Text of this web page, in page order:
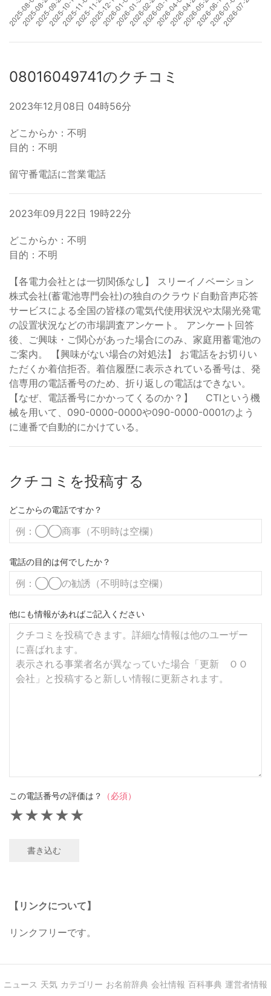
08016049741のクチコミ
2023年12月08日 04時56分
どこからか：不明
目的：不明
留守番電話に営業電話
2023年09月22日 19時22分
どこからか：不明
目的：不明
【各電力会社とは一切関係なし】 スリーイノベーション
株式会社(蓄電池専門会社)の独自のクラウド自動音声応答
サービスによる全国の皆様の電気代使用状況や太陽光発電
の設置状況などの市場調査アンケート。 アンケート回答
後、ご興味・ご関心があった場合にのみ、家庭用蓄電池の
ご案内。 【興味がない場合の対処法】 お電話をお切りい
ただくか着信拒否。着信履歴に表示されている番号は、発
信専用の電話番号のため、折り返しの電話はできない。
【なぜ、電話番号にかかってくるのか？】 CTIという機
械を用いて、090-0000-0000や090-0000-0001のよう
に連番で自動的にかけている。
クチコミを投稿する
どこからの電話ですか？
電話の目的は何でしたか？
他にも情報があればご記入ください
この電話番号の評価は？ （必須）
★
★
★
★
★
書き込む
【リンクについて】
リンクフリーです。
ニュース 天気 カテゴリー お名前辞典 会社情報 百科事典 運営者情報